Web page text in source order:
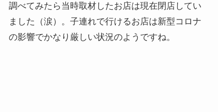
調べてみたら当時取材したお店は現在閉店してい
ました（涙）。子連れで行けるお店は新型コロナ
の影響でかなり厳しい状況のようですね。